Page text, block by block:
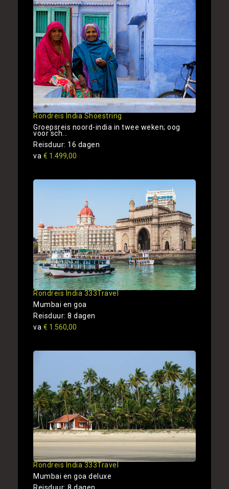
Rondreis India Shoestring
Groepsreis noord-india in twee weken; oog
voor sch...
Reisduur: 16 dagen
va € 1.499,00
Rondreis India 333Travel
Mumbai en goa
Reisduur: 8 dagen
va € 1.560,00
Rondreis India 333Travel
Mumbai en goa deluxe